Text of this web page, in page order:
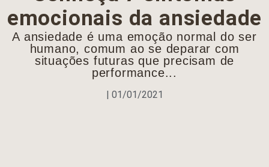
emocionais da ansiedade
A ansiedade é uma emoção normal do ser
humano, comum ao se deparar com
situações futuras que precisam de
performance...
| 01/01/2021